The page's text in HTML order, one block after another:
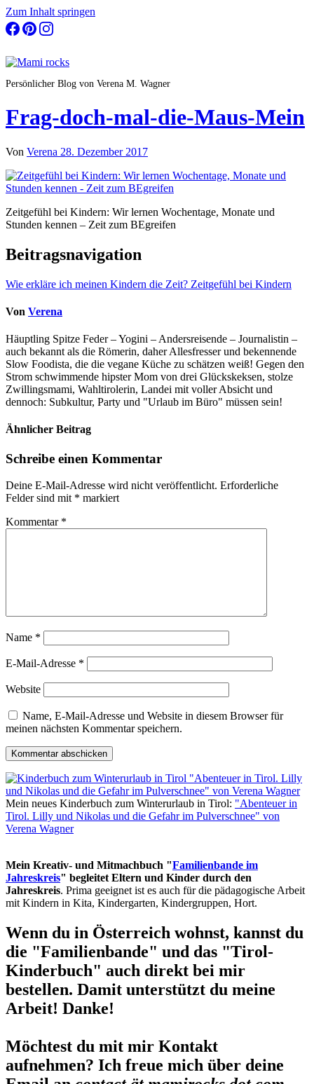
Zum Inhalt springen
Persönlicher Blog von Verena M. Wagner
Frag-doch-mal-die-Maus-Mein
Von Verena 28. Dezember 2017
Zeitgefühl bei Kindern: Wir lernen Wochentage, Monate und
Stunden kennen – Zeit zum BEgreifen
Beitragsnavigation
Wie erkläre ich meinen Kindern die Zeit? Zeitgefühl bei Kindern
Von Verena
Häuptling Spitze Feder – Yogini – Andersreisende – Journalistin –
auch bekannt als die Römerin, daher Allesfresser und bekennende
Slow Foodista, die die vegane Küche zu schätzen weiß! Gegen den
Strom schwimmende hipster Mom von drei Glückskeksen, stolze
Zwillingsmami, Wahltirolerin, Landei mit voller Absicht und
dennoch: Subkultur, Party und "Urlaub im Büro" müssen sein!
Ähnlicher Beitrag
Schreibe einen Kommentar
Deine E-Mail-Adresse wird nicht veröffentlicht. Erforderliche
Felder sind mit * markiert
Kommentar *
Name *
E-Mail-Adresse *
Website
Name, E-Mail-Adresse und Website in diesem Browser für
meinen nächsten Kommentar speichern.
Mein neues Kinderbuch zum Winterurlaub in Tirol: "Abenteuer in
Tirol. Lilly und Nikolas und die Gefahr im Pulverschnee" von
Verena Wagner
Mein Kreativ- und Mitmachbuch "Familienbande im
Jahreskreis" begleitet Eltern und Kinder durch den
Jahreskreis. Prima geeignet ist es auch für die pädagogische Arbeit
mit Kindern in Kita, Kindergarten, Kindergruppen, Hort.
Wenn du in Österreich wohnst, kannst du
die "Familienbande" und das "Tirol-
Kinderbuch" auch direkt bei mir
bestellen. Damit unterstützt du meine
Arbeit! Danke!
Möchtest du mit mir Kontakt
aufnehmen? Ich freue mich über deine